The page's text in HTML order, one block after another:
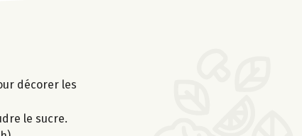
décorer les
le sucre.